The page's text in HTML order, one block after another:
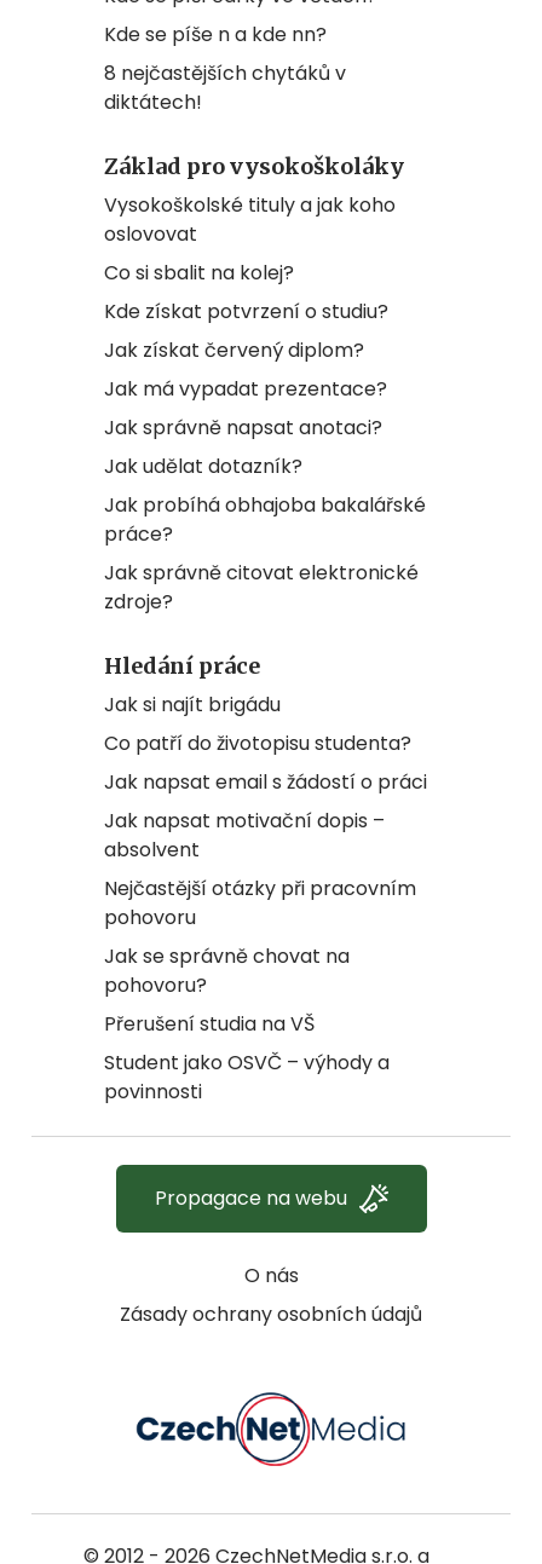
Kde se píše n a kde nn?
8 nejčastějších chytáků v
diktátech!
Základ pro vysokoškoláky
Vysokoškolské tituly a jak koho
oslovovat
Co si sbalit na kolej?
Kde získat potvrzení o studiu?
Jak získat červený diplom?
Jak má vypadat prezentace?
Jak správně napsat anotaci?
Jak udělat dotazník?
Jak probíhá obhajoba bakalářské
práce?
Jak správně citovat elektronické
zdroje?
Hledání práce
Jak si najít brigádu
Co patří do životopisu studenta?
Jak napsat email s žádostí o práci
Jak napsat motivační dopis –
absolvent
Nejčastější otázky při pracovním
pohovoru
Jak se správně chovat na
pohovoru?
Přerušení studia na VŠ
Student jako OSVČ – výhody a
povinnosti
O nás
Zásady ochrany osobních údajů
Propagace na webu
© 2012 - 2026 CzechNetMedia s.r.o. a